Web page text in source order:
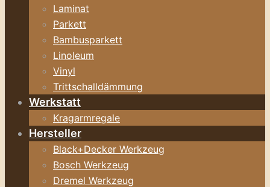
Laminat
Parkett
Bambusparkett
Linoleum
Vinyl
Trittschalldämmung
Werkstatt
Kragarmregale
Hersteller
Black+Decker Werkzeug
Bosch Werkzeug
Dremel Werkzeug